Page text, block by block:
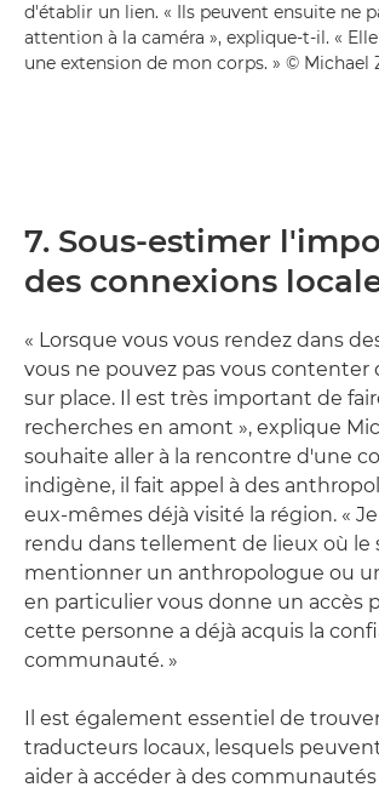
d'établir un lien. « Ils peuvent ensuite ne
attention à la caméra », explique-t-il. «
une extension de mon corps. » © Michael
7. Sous-estimer
des connexions
« Lorsque vous vous rendez dans
vous ne pouvez pas vous contenter
sur place. Il est très important de
recherches en amont », explique
souhaite aller à la rencontre d'une
indigène, il fait appel à des
eux-mêmes déjà visité la région. «
rendu dans tellement de lieux où le
mentionner un anthropologue ou
en particulier vous donne un accès
cette personne a déjà acquis la
communauté. »
Il est également essentiel de
traducteurs locaux, lesquels
aider à accéder à des communautés